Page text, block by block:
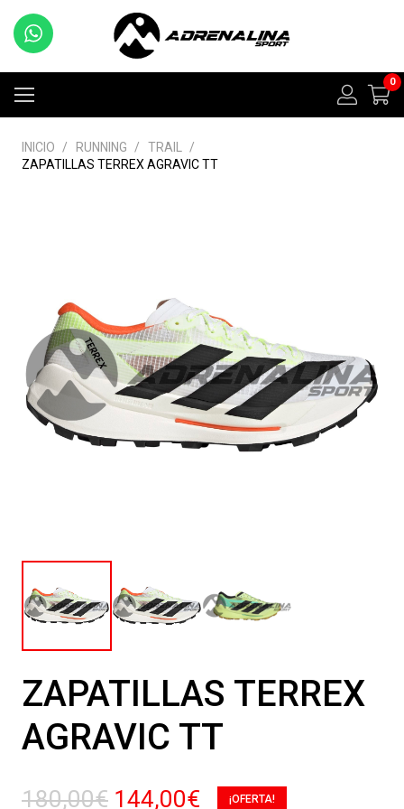
0
INICIO / RUNNING / TRAIL
/
ZAPATILLAS TERREX AGRAVIC TT
ZAPATILLAS TERREX
AGRAVIC TT
180,00€ El
144,00€ ¡OFERTA!